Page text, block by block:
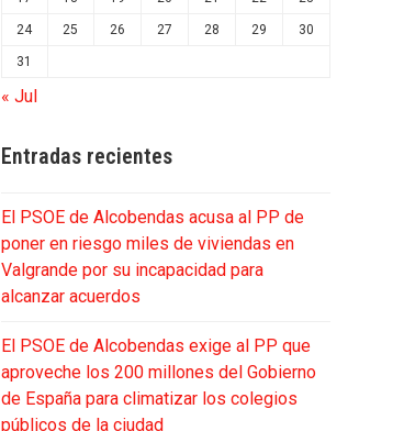
24 25 26 27 28 29 30
31
« Jul
Entradas recientes
El PSOE de Alcobendas acusa al PP de
poner en riesgo miles de viviendas en
Valgrande por su incapacidad para
alcanzar acuerdos
El PSOE de Alcobendas exige al PP que
aproveche los 200 millones del Gobierno
de España para climatizar los colegios
públicos de la ciudad